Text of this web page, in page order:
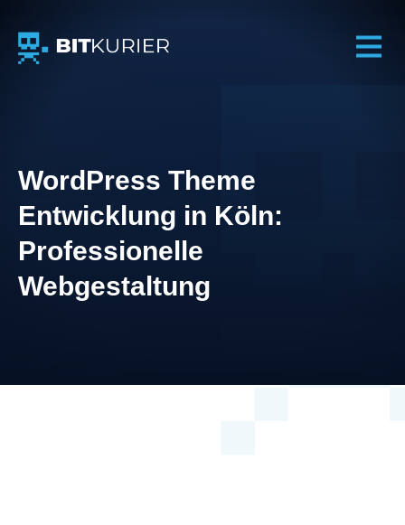
BITkurier GmbH – IT-
WordPress Theme
Entwicklung in Köln:
Professionelle
Webgestaltung